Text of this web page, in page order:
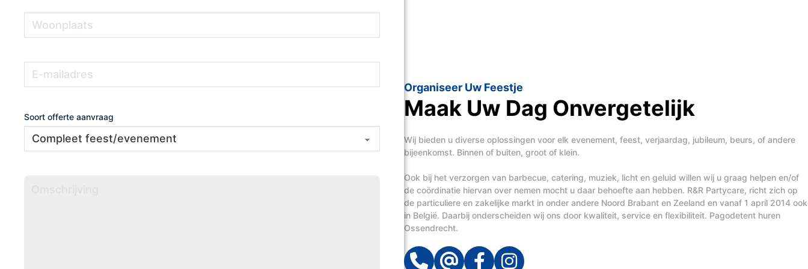
mailadres
Soort offerte aanvraag
Organiseer Uw Feestje
Maak Uw Dag Onvergetelijk
Wij bieden u diverse oplossingen voor elk evenement, feest, verjaardag, jubileum, beurs, of andere
bijeenkomst. Binnen of buiten, groot of klein.
Ook bij het verzorgen van barbecue, catering, muziek, licht en geluid willen wij u graag helpen en/of
de coördinatie hiervan over nemen mocht u daar behoefte aan hebben. R&R Partycare, richt zich op
de particuliere en zakelijke markt in onder andere Noord Brabant en Zeeland en vanaf 1 april 2014 ook
in België. Daarbij onderscheiden wij ons door kwaliteit, service en flexibiliteit. Pagodetent huren
Ossendrecht.